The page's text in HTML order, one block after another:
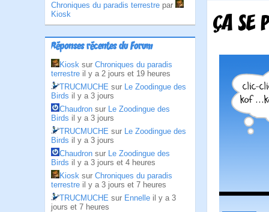
Chroniques du paradis terrestre par
Kiosk
Réponses récentes du Forum
Kiosk sur Chroniques du paradis
terrestre il y a 2 jours et 19 heures
TRUCMUCHE sur Le Zoodingue des
Birds il y a 3 jours
Chaudron sur Le Zoodingue des
Birds il y a 3 jours
TRUCMUCHE sur Le Zoodingue des
Birds il y a 3 jours
Chaudron sur Le Zoodingue des
Birds il y a 3 jours et 4 heures
Kiosk sur Chroniques du paradis
terrestre il y a 3 jours et 7 heures
TRUCMUCHE sur Ennelle il y a 3
jours et 7 heures
ÇA SE